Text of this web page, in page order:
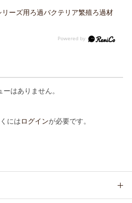
ーズ用ろ過バクテリア繁殖ろ過材
ーはありません。
にはログインが必要です。